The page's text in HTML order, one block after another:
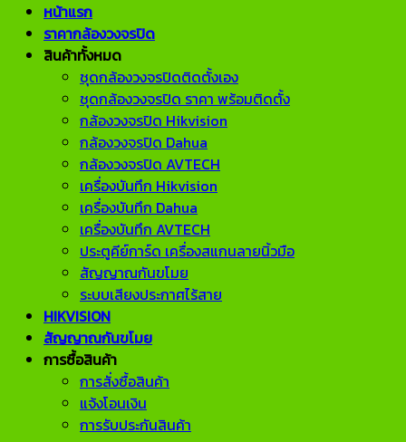
หน้าแรก
ราคากล้องวงจรปิด
สินค้าทั้งหมด
ชุดกล้องวงจรปิดติดตั้งเอง
ชุดกล้องวงจรปิด ราคา พร้อมติดตั้ง
กล้องวงจรปิด Hikvision
กล้องวงจรปิด Dahua
กล้องวงจรปิด AVTECH
เครื่องบันทึก Hikvision
เครื่องบันทึก Dahua
เครื่องบันทึก AVTECH
ประตูคีย์การ์ด เครื่องสแกนลายนิ้วมือ
สัญญาณกันขโมย
ระบบเสียงประกาศไร้สาย
HIKVISION
สัญญาณกันขโมย
การซื้อสินค้า
การสั่งซื้อสินค้า
แจ้งโอนเงิน
การรับประกันสินค้า